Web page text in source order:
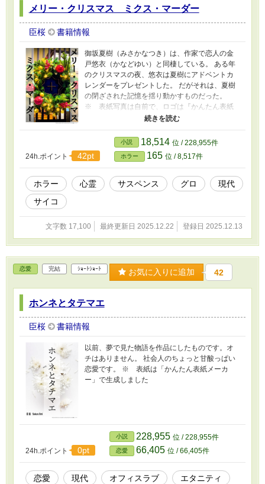
メリー・クリスマス ミクス・マーダー
臣桜 書籍情報
御坂夏樹（みさかなつき）は、作家で恋人の金
戸悠衣（かなどゆい）と同棲している。 ある年
のクリスマスの夜、悠衣は夏樹にアドベントカ
レンダーをプレゼントした。 だがそれは、夏樹
の閉ざされた記憶を揺り動かすものだった。
※ 表紙写真は自前で、ロゴは『かんたん表紙
メーカー』さんで製作しました。 ※ 作中に出
てくる『ジングルベル』の英語歌詞につきまし
ては、著作権が切れてパブリックドメインとな
っております。 ※ 作中にデリケートな話題が
出てきますが、それらの人々を否定する意図は
ありません。この作品はフィクションです。
※ 小説家になろう、カクヨム、エブリスタ、
TALESにも転載しています。
24h.ポイント 42pt
小説 18,514 位 / 228,955件
ホラー 165 位 / 8,517件
ホラー 心霊 サスペンス グロ
現代
サイコ
文字数 17,100 最終更新日 2025.12.22 登録日 2025.12.13
恋愛 完結 ｼｮｰﾄｼｮｰﾄ お気に入りに追加 42
ホンネとタテマエ
臣桜 書籍情報
以前、夢で見た物語を作品にしたものです。オ
チはありません。 社会人のちょっと甘酸っぱい
恋愛です。 ※ 表紙は「かんたん表紙メーカ
ー」で生成しました
24h.ポイント 0pt
小説 228,955 位 / 228,955件
恋愛 66,405 位 / 66,405件
恋愛 現代 オフィスラブ エタニティ